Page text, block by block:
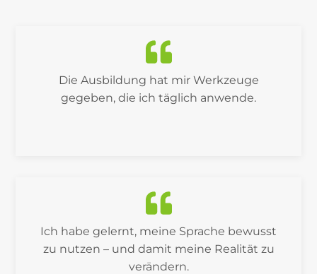
Die Ausbildung hat mir Werkzeuge
gegeben, die ich täglich anwende.
Ich habe gelernt, meine Sprache bewusst
zu nutzen – und damit meine Realität zu
verändern.